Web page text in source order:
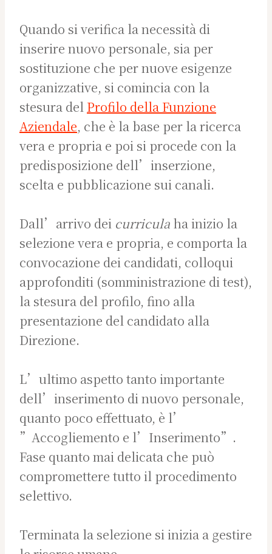
Quando si verifica la necessità di
inserire nuovo personale, sia per
sostituzione che per nuove esigenze
organizzative, si comincia con la
stesura del Profilo della Funzione
Aziendale, che è la base per la ricerca
vera e propria e poi si procede con la
predisposizione dell’inserzione,
scelta e pubblicazione sui canali.
Dall’arrivo dei curricula ha inizio la
selezione vera e propria, e comporta la
convocazione dei candidati, colloqui
approfonditi (somministrazione di test),
la stesura del profilo, fino alla
presentazione del candidato alla
Direzione.
L’ultimo aspetto tanto importante
dell’inserimento di nuovo personale,
quanto poco effettuato, è l’
”Accogliemento e l’Inserimento”.
Fase quanto mai delicata che può
compromettere tutto il procedimento
selettivo.
Terminata la selezione si inizia a gestire